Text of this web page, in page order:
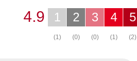
5
(2)
4
(1)
3
(0)
2
(0)
1
(1)
4.9